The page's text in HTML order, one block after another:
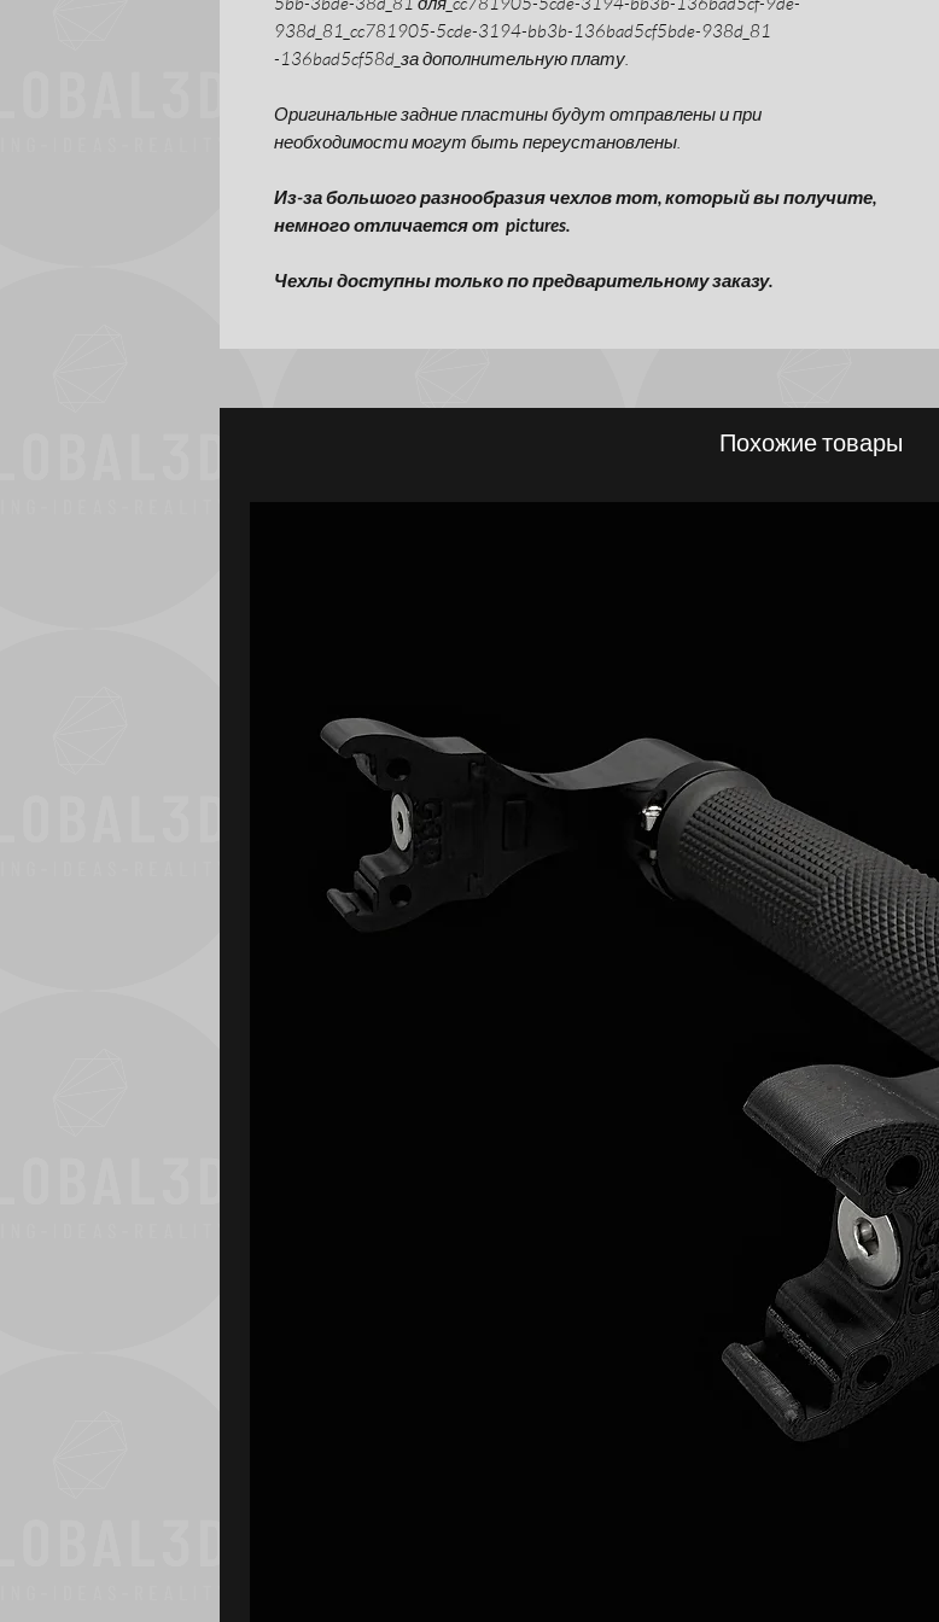
938d_81_cc781905-5cde-3194-bb3b-136bad5cf5bde-938d_81
-136bad5cf58d_за дополнительную плату.
Оригинальные задние пластины будут отправлены и при
необходимости могут быть переустановлены.
Из-за большого разнообразия чехлов тот, который вы получите,
немного отличается от pictures.
Чехлы доступны только по предварительному заказу.
Похожие товары